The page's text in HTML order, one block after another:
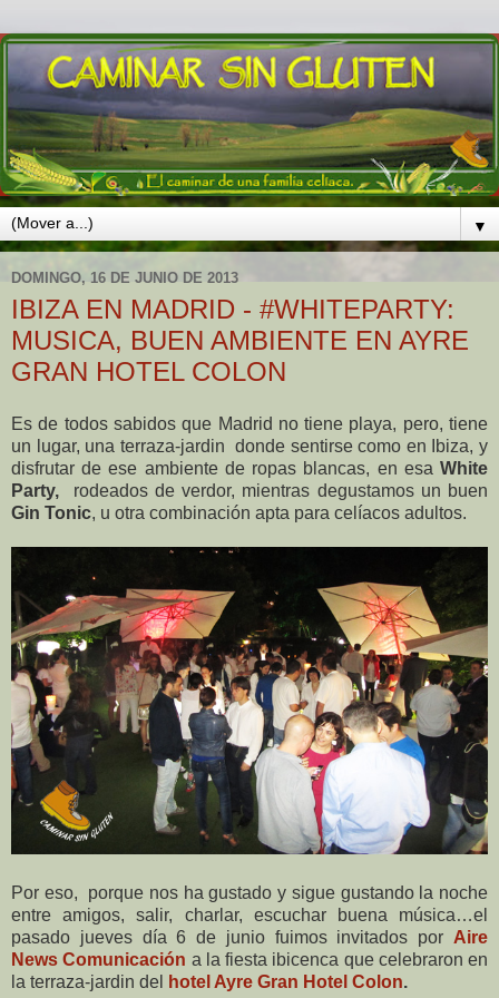
▼
DOMINGO, 16 DE JUNIO DE 2013
IBIZA EN MADRID - #WHITEPARTY:
MUSICA, BUEN AMBIENTE EN AYRE
GRAN HOTEL COLON
Es de todos sabidos que Madrid no tiene playa, pero, tiene
un lugar, una terraza-jardin donde sentirse como en Ibiza, y
disfrutar de ese ambiente de ropas blancas, en esa White
Party, rodeados de verdor, mientras degustamos un buen
Gin Tonic, u otra combinación apta para celíacos adultos.
Por eso, porque nos ha gustado y sigue gustando la noche
entre amigos, salir, charlar, escuchar buena música…el
pasado jueves día 6 de junio fuimos invitados por Aire
News Comunicación a la fiesta ibicenca que celebraron en
la terraza-jardin del
hotel Ayre Gran Hotel Colon.